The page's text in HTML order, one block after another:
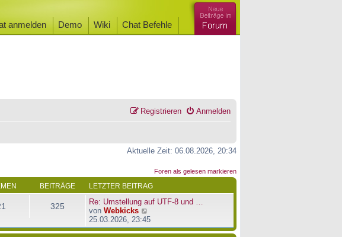
anmelden Demo Wiki Chat Befehle
Anmelden
Registrieren
Aktuelle Zeit: 06.08.2026, 20:34
Foren als gelesen markieren
BEITRÄGE LETZTER BEITRAG
325
Re: Umstellung auf UTF-8 und …
von Webkicks
e
u
25.03.2026, 23:45